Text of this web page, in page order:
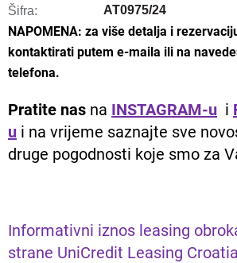
Šifra:
AT0975/24
NAPOMENA: za više detalja i
kontaktirati putem e-maila ili na
telefona.
Pratite nas na INSTAGRAM-u i
u i na vrijeme saznajte sve
druge pogodnosti koje smo za
Informativni iznos leasing
strane UniCredit Leasing